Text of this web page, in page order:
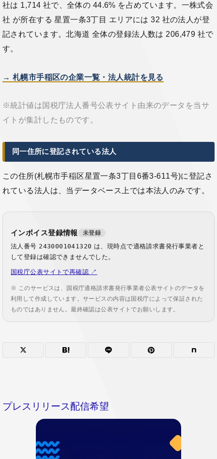
社は 1,714 社で、全体の 44.6% を占めています。一株式会
社 が所在する 星置一条3丁目 エリアには 32 社の法人が登
記されています。北海道 全体の登録法人数は 206,479 社で
す。
→ 札幌市手稲区の企業一覧・法人統計を見る
※統計値は国税庁法人番号公表サイト由来のデータを当サ
イトが集計したものです。
同一住所に登記されている法人
この住所(札幌市手稲区星置一条3丁目6番3-611号)に登記さ
れている法人は、当データベース上では本法人のみです。
インボイス登録情報 未登録
法人番号 2430001041320 は、現時点で適格請求書発行事業者と
して登録は確認できませんでした。
国税庁公表サイトで再確認 ↗
※ このサービスは、国税庁適格請求書発行事業者公表サイトのデータを
利用して作成しています。サービスの内容は国税庁によって保証された
ものではありません。最終確認は公表サイトでお願いします。
プレスリリース配信希望